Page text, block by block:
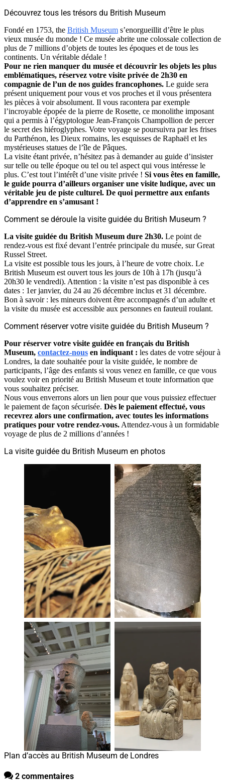
Découvrez tous les trésors du British Museum
Fondé en 1753, the British Museum s’enorgueillit d’être le plus
vieux musée du monde ! Ce musée abrite une colossale collection de
plus de 7 millions d’objets de toutes les époques et de tous les
continents. Un véritable dédale !
Pour ne rien manquer du musée et découvrir les objets les plus
emblématiques, réservez votre visite privée de 2h30 en
compagnie de l’un de nos guides francophones. Le guide sera
présent uniquement pour vous et vos proches et il vous présentera
les pièces à voir absolument. Il vous racontera par exemple
l’incroyable épopée de la pierre de Rosette, ce monolithe imposant
qui a permis à l’égyptologue Jean-François Champollion de percer
le secret des hiéroglyphes. Votre voyage se poursuivra par les frises
du Parthénon, les Dieux romains, les esquisses de Raphaël et les
mystérieuses statues de l’île de Pâques.
La visite étant privée, n’hésitez pas à demander au guide d’insister
sur telle ou telle époque ou tel ou tel aspect qui vous intéresse le
plus. C’est tout l’intérêt d’une visite privée ! Si vous êtes en famille,
le guide pourra d’ailleurs organiser une visite ludique, avec un
véritable jeu de piste culturel. De quoi permettre aux enfants
d’apprendre en s’amusant !
Comment se déroule la visite guidée du British Museum ?
La visite guidée du British Museum dure 2h30. Le point de
rendez-vous est fixé devant l’entrée principale du musée, sur Great
Russel Street.
La visite est possible tous les jours, à l’heure de votre choix. Le
British Museum est ouvert tous les jours de 10h à 17h (jusqu’à
20h30 le vendredi). Attention : la visite n’est pas disponible à ces
dates : 1er janvier, du 24 au 26 décembre inclus et 31 décembre.
Bon à savoir : les mineurs doivent être accompagnés d’un adulte et
la visite du musée est accessible aux personnes en fauteuil roulant.
Comment réserver votre visite guidée du British Museum ?
Pour réserver votre visite guidée en français du British
Museum, contactez-nous en indiquant : les dates de votre séjour à
Londres, la date souhaitée pour la visite guidée, le nombre de
participants, l’âge des enfants si vous venez en famille, ce que vous
voulez voir en priorité au British Museum et toute information que
vous souhaitez préciser.
Nous vous enverrons alors un lien pour que vous puissiez effectuer
le paiement de façon sécurisée. Dès le paiement effectué, vous
recevrez alors une confirmation, avec toutes les informations
pratiques pour votre rendez-vous. Attendez-vous à un formidable
voyage de plus de 2 millions d’années !
La visite guidée du British Museum en photos
Plan d’accès au British Museum de Londres
2 commentaires